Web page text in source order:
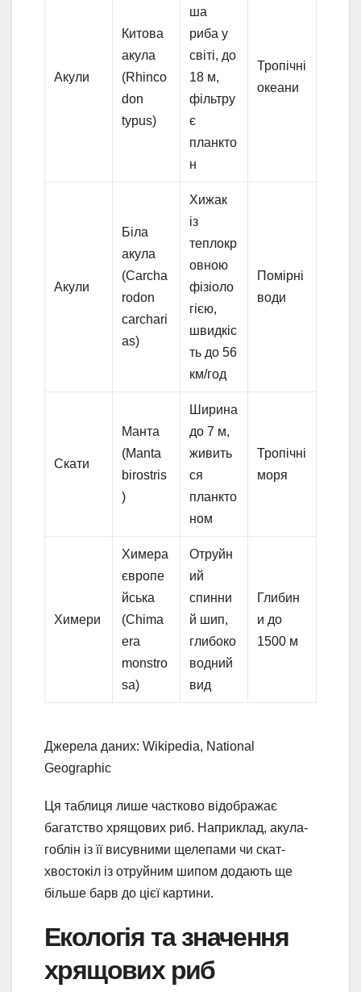
Акули
Китова
акула
(Rhinco
don
typus)
ша
риба у
світі, до
18 м,
фільтру
є
планкто
н
Тропічні
океани
Акули
Біла
акула
(Carcha
rodon
carchari
as)
Хижак
із
теплокр
овною
фізіоло
гією,
швидкіс
ть до 56
км/год
Помірні
води
Скати
Манта
(Manta
birostris
)
Ширина
до 7 м,
живить
ся
планкто
ном
Тропічні
моря
Химери
Химера
європе
йська
(Chima
era
monstro
sa)
Отруйн
ий
спинни
й шип,
глибоко
водний
вид
Глибин
и до
1500 м
Джерела даних: Wikipedia, National
Geographic
Ця таблиця лише частково відображає
багатство хрящових риб. Наприклад, акула-
гоблін із її висувними щелепами чи скат-
хвостокіл із отруйним шипом додають ще
більше барв до цієї картини.
Екологія та значення
хрящових риб